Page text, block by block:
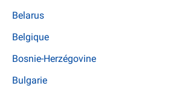
Belarus
Belgique
Bosnie-Herzégovine
Bulgarie